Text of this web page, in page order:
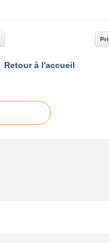
Retour à l'accueil